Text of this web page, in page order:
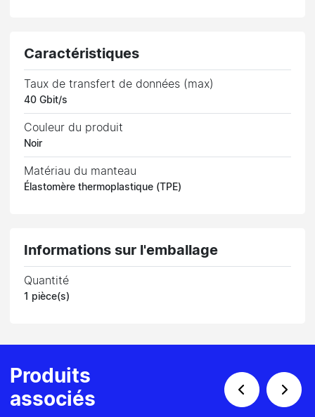
Caractéristiques
Taux de transfert de données (max)
40 Gbit/s
Couleur du produit
Noir
Matériau du manteau
Élastomère thermoplastique (TPE)
Informations sur l'emballage
Quantité
1 pièce(s)
Produits
associés